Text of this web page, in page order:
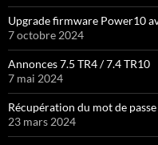
Upgrade firmware Power10
7 octobre 2024
Annonces 7.5 TR4 / 7.4 TR10
7 mai 2024
Récupération du mot de
23 mars 2024